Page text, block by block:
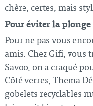
chère, certes, mais
Pour éviter la plonge
Pour ne pas vous
amis. Chez Gifi, vous
Savoo, on a craqué
Côté verres, Thema
gobelets recyclables